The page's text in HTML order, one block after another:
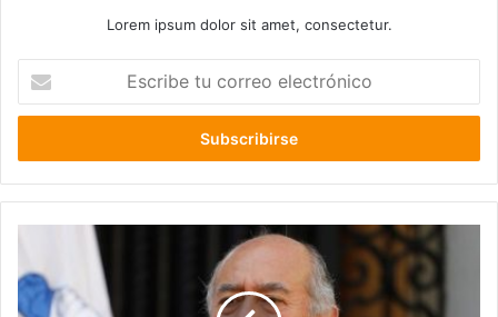
Lorem ipsum dolor sit amet, consectetur.
correo
ante
primera